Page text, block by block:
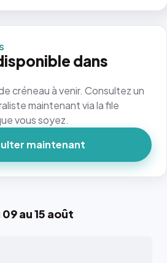
09 au 15 août
dans
créneau à venir. Consultez un
maintenant via la file
vous soyez.
maintenant